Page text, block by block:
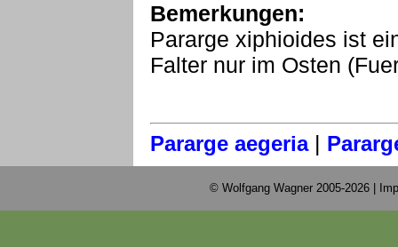
Bemerkungen:
Pararge xiphioides ist
Falter nur im Osten
Pararge aegeria|
© Wolfgang Wagner 2005-2026 |